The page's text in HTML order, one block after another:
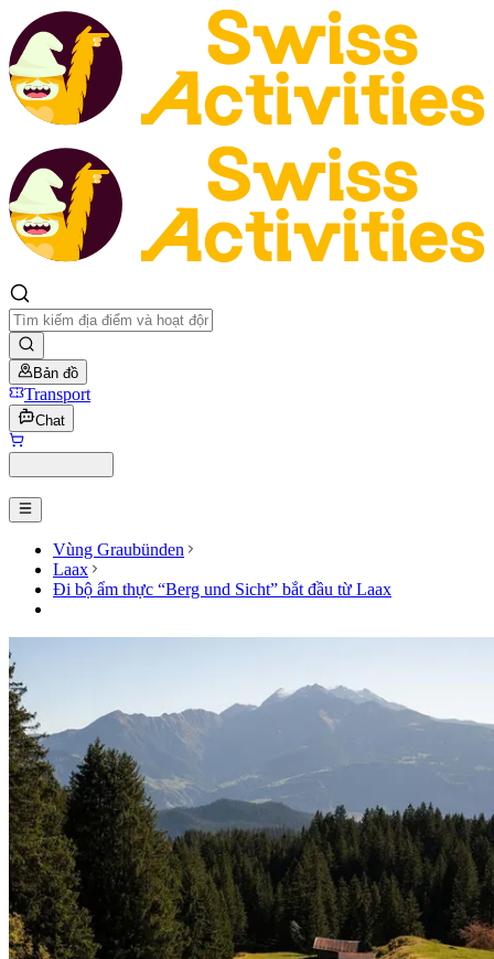
Bản đồ
Transport
Chat
Vùng Graubünden
Laax
Đi bộ ẩm thực “Berg und Sicht” bắt đầu từ Laax